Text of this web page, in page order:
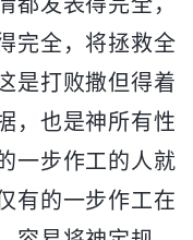
完全，将拯救全
是打败撒但得着
，也是神所有性
一步作工的人就
有的一步作工在